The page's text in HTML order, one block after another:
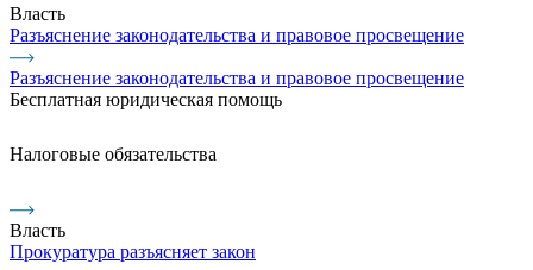
Власть
Разъяснение законодательства и правовое просвещение
Разъяснение законодательства и правовое просвещение
Бесплатная юридическая помощь
Налоговые обязательства
Власть
Прокуратура разъясняет закон